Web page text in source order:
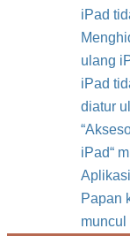
iPad
ulang
iPad
diatur
iPad“
Papan
muncul